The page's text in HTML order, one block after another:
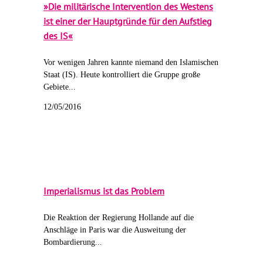
»Die militärische Intervention des Westens
ist einer der Hauptgründe für den Aufstieg
des IS«
Vor wenigen Jahren kannte niemand den Islamischen
Staat (IS). Heute kontrolliert die Gruppe große
Gebiete...
12/05/2016
Imperialismus ist das Problem
Die Reaktion der Regierung Hollande auf die
Anschläge in Paris war die Ausweitung der
Bombardierung...